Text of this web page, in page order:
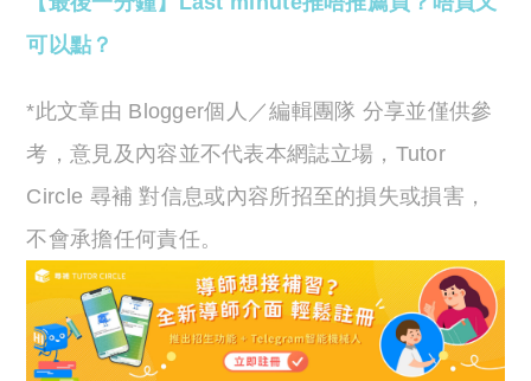
可以點？
*此文章由 Blogger個人／編輯團隊 分享並僅供參
考，意見及內容並不代表本網誌立場，Tutor
Circle 尋補 對信息或內容所招至的損失或損害，
不會承擔任何責任。